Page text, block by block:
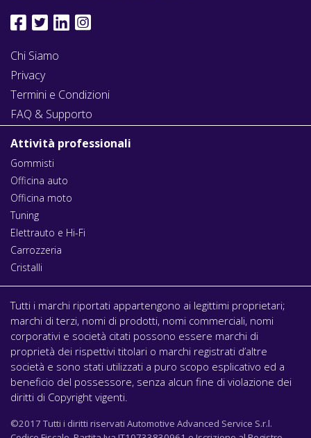
Chi Siamo
Privacy
Termini e Condizioni
FAQ & Supporto
Attività professionali
Gommisti
Officina auto
Officina moto
Tuning
Elettrauto e Hi-Fi
Carrozzeria
Cristalli
Tutti i marchi riportati appartengono ai legittimi proprietari;
marchi di terzi, nomi di prodotti, nomi commerciali, nomi
corporativi e società citati possono essere marchi di
proprietà dei rispettivi titolari o marchi registrati d’altre
società e sono stati utilizzati a puro scopo esplicativo ed a
beneficio del possessore, senza alcun fine di violazione dei
diritti di Copyright vigenti.
©2017 Tutti i diritti riservati Automotive Advanced Service S.r.l.